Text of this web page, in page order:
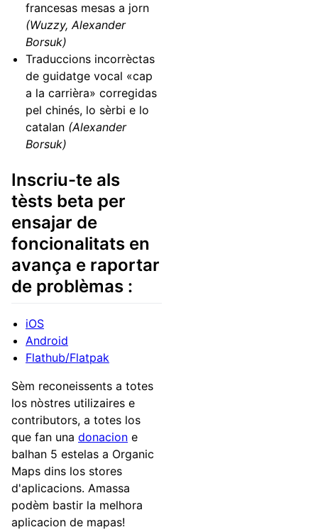
francesas mesas a jorn
(Wuzzy, Alexander
Borsuk)
Traduccions incorrèctas
de guidatge vocal «cap
a la carrièra» corregidas
pel chinés, lo sèrbi e lo
catalan (Alexander
Borsuk)
Inscriu-te als
tèsts beta per
ensajar de
foncionalitats en
avança e raportar
de problèmas :
iOS
Android
Flathub/Flatpak
Sèm reconeissents a totes
los nòstres utilizaires e
contributors, a totes los
que fan una donacion e
balhan 5 estelas a Organic
Maps dins los stores
d'aplicacions. Amassa
podèm bastir la melhora
aplicacion de mapas!